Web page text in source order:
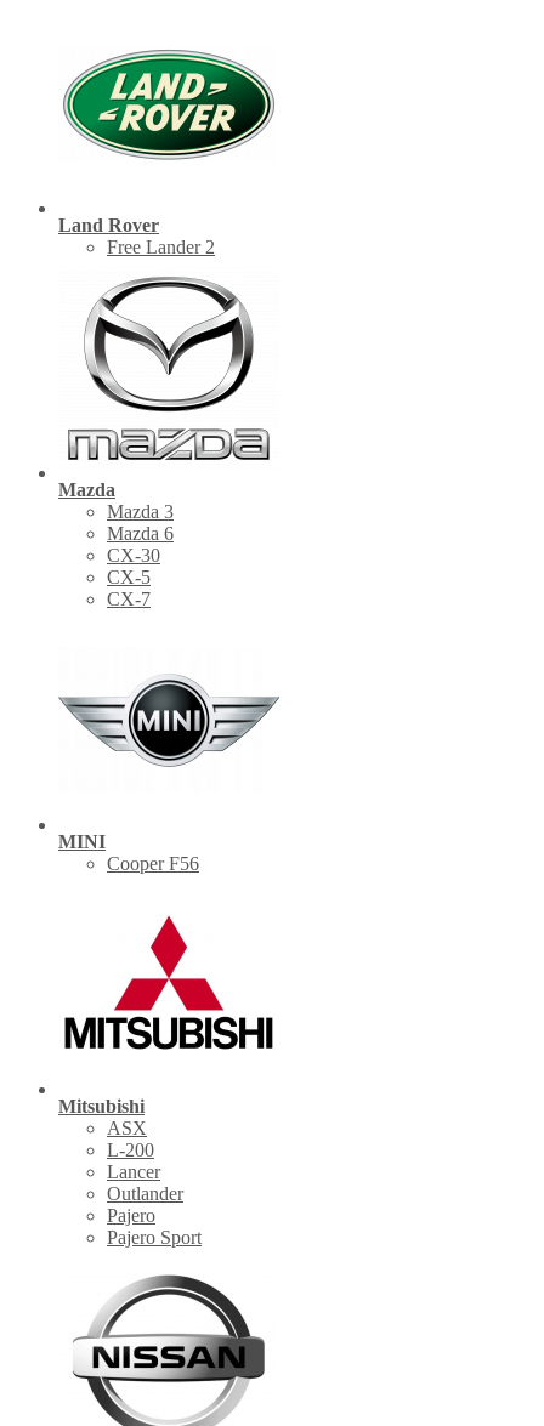
Land Rover
Free Lander 2
Mazda
Mazda 3
Mazda 6
CX-30
СХ-5
CX-7
MINI
Cooper F56
Mitsubishi
ASX
L-200
Lancer
Outlander
Pajero
Pajero Sport